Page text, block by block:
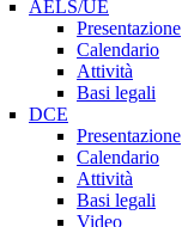
AELS/UE
Presentazione
Calendario
Attività
Basi legali
DCE
Presentazione
Calendario
Attività
Basi legali
Video